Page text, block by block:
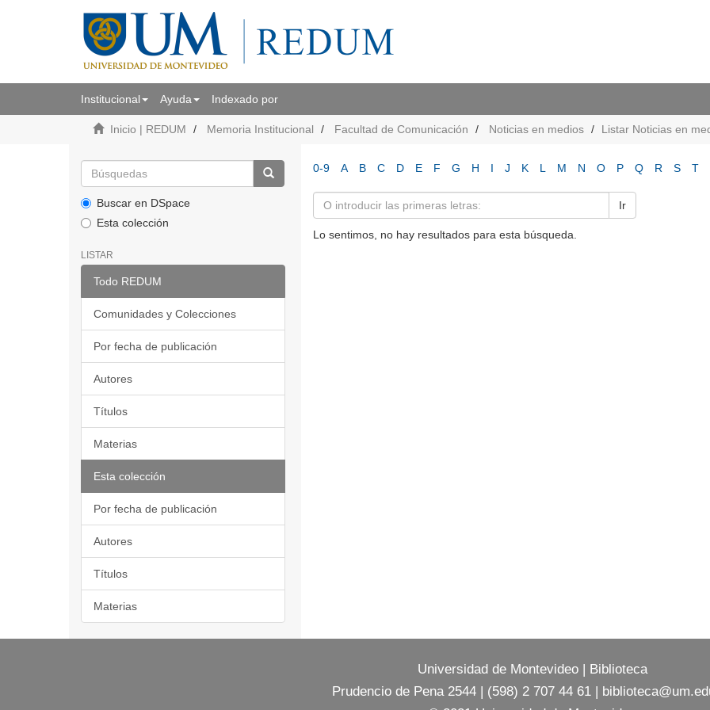
Institucional Ayuda Indexado por
Inicio | REDUM Memoria Institucional Facultad de Comunicación Noticias en medios Listar Noticias en
Buscar en DSpace
Esta colección
LISTAR
Todo REDUM
Comunidades y Colecciones
Por fecha de publicación
Autores
Títulos
Materias
Esta colección
Por fecha de publicación
Autores
Títulos
Materias
0-9 A B C D E F G H I J K L M N O P Q R S T
Ir
Lo sentimos, no hay resultados para esta búsqueda.
Universidad de Montevideo | Biblioteca
Prudencio de Pena 2544 | (598) 2 707 44 61 |